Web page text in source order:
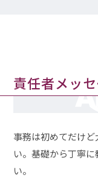
責任者メッ
事務は初めてだけ
い。基礎から丁寧
い。